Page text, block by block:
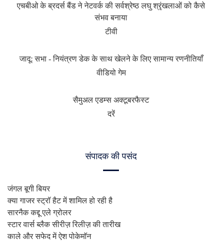
एचबीओ के ब्रदर्स बैंड ने नेटवर्क की सर्वश्रेष्ठ लघु श्रृंखलाओं को कैसे
संभव बनाया
टीवी
जादू: सभा - नियंत्रण डेक के साथ खेलने के लिए सामान्य रणनीतियाँ
वीडियो गेम
सैमुअल एडम्स अक्टूबरफैस्ट
दरें
संपादक की पसंद
जंगल बूगी बियर
क्या गाजर स्ट्रॉ हैट में शामिल हो रही है
सारनैक कद्दू एले ग्रोलर
स्टार वार्स ब्लैक सीरीज़ रिलीज़ की तारीख
काले और सफेद में ऐश पोकेमॉन